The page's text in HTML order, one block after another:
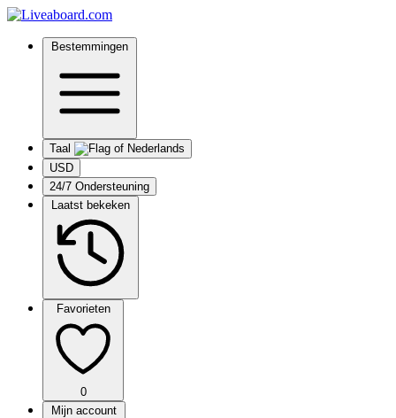
Bestemmingen
Taal
USD
24/7 Ondersteuning
Laatst bekeken
Favorieten
0
Mijn account